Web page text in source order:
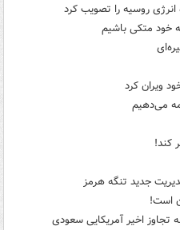
روسیه را تصویب کرد
خود متکی باشیم
ویران کرد
می‌دهیم
کند!
جدید تنگه هرمز
است!
تجاوز اخیر آمریکایی سعودی